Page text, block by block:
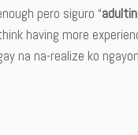
pero siguro “
having more
na na-realize ko